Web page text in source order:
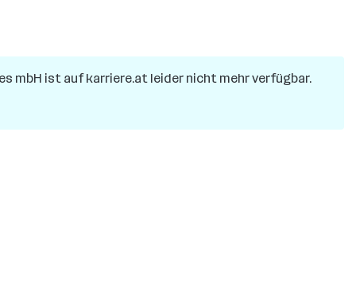
mbH ist auf karriere.at leider nicht mehr verfügbar.